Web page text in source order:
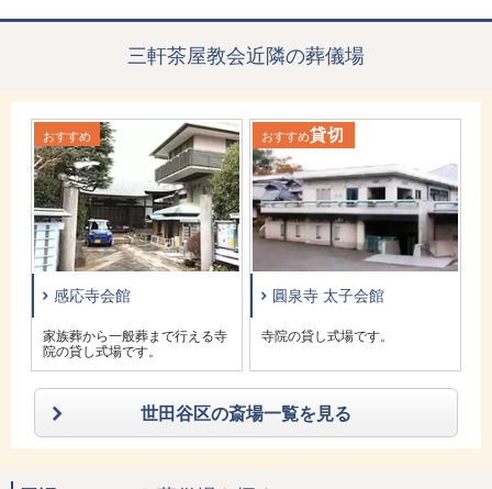
三軒茶屋教会近隣の葬儀場
おすすめ
感応寺会館
家族葬から一般葬まで行える寺
院の貸し式場です。
おすすめ貸切
圓泉寺 太子会館
寺院の貸し式場です。
世田谷区の斎場一覧を見る